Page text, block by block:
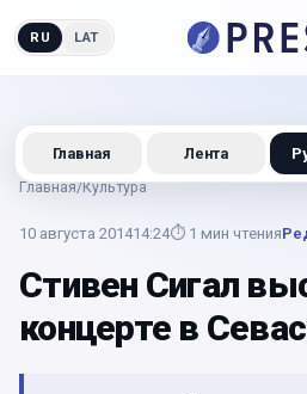
RU LAT
Главная/Культура
10 августа 201414:24⏱ 1 мин чтения
Стивен Сигал
концерте в
Главная Лента